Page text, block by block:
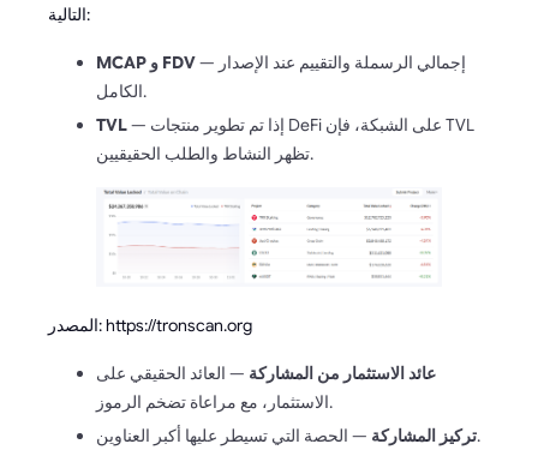
التالية:
MCAP و FDV— إجمالي الرسملة والتقييم عند الإصدار
الكامل.
TVL— إذا تم تطوير منتجات DeFi على الشبكة، فإن TVL
تظهر النشاط والطلب الحقيقيين.
المصدر: https://tronscan.org
عائد الاستثمار من المشاركة — العائد الحقيقي على
الاستثمار، مع مراعاة تضخم الرموز.
تركيز المشاركة— الحصة التي تسيطر عليها أكبر العناوين.